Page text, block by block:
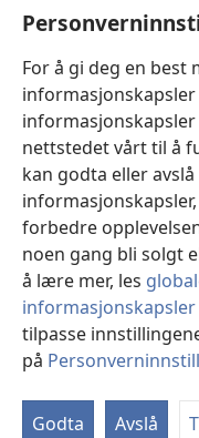
For å gi deg en best
nettstedet vårt til å
kan godta eller
forbedre
noen gang bli solgt
å lære mer, les
tilpasse
på
Godta Avslå
Copyright
2026
Watch
Pennsylvania.
VILKÅR FOR BRUK|